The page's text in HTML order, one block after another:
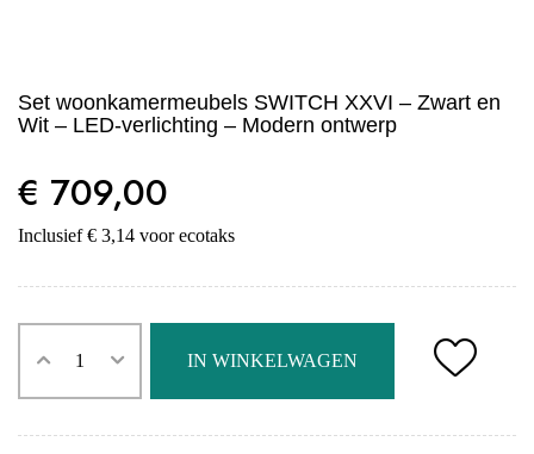
Set woonkamermeubels SWITCH XXVI – Zwart en
Wit – LED-verlichting – Modern ontwerp
€ 709,00
Inclusief € 3,14 voor ecotaks
IN WINKELWAGEN